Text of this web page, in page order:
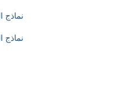
نماذج
نماذج